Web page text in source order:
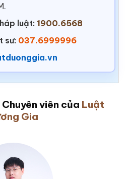
luật: 1900.6568
sư: 037.6999996
viên của Luật
Gia